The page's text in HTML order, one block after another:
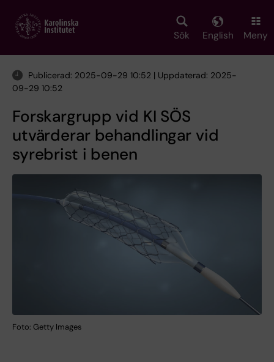
main
Sök English Meny
Publicerad: 2025-09-29 10:52 | Uppdaterad: 2025-
09-29 10:52
Forskargrupp vid KI SÖS
utvärderar behandlingar vid
syrebrist i benen
Foto: Getty Images